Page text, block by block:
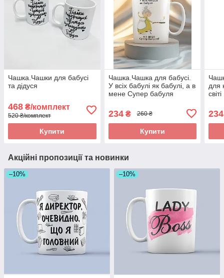
Чашка.Чашки для бабусі
та дідуся
468 ₴/комплект
520 ₴/комплект
Купити
Чашка.Чашка для бабусі.
У всіх бабулі як бабулі, а в
мене Супер бабуля
234₴ 260 ₴
Купити
для
світі
234
Акційні пропозиції та новинки
–10% –10%